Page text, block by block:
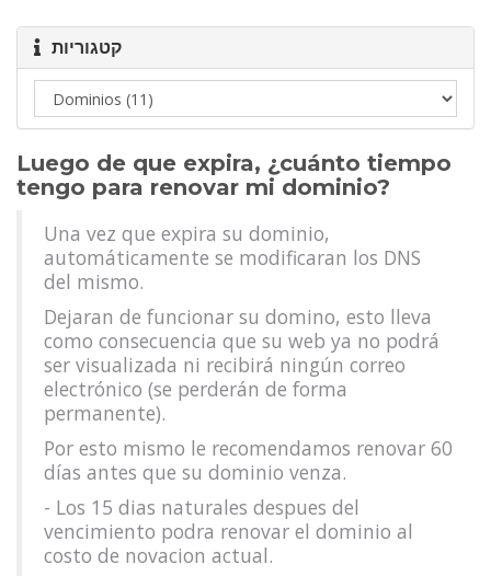
קטגוריות
Luego de que expira, ¿cuánto tiempo
tengo para renovar mi dominio?
Una vez que expira su dominio,
automáticamente se modificaran los DNS
del mismo.
Dejaran de funcionar su domino, esto lleva
como consecuencia que su web ya no podrá
ser visualizada ni recibirá ningún correo
electrónico (se perderán de forma
permanente).
Por esto mismo le recomendamos renovar 60
días antes que su dominio venza.
- Los 15 dias naturales despues del
vencimiento podra renovar el dominio al
costo de novacion actual.